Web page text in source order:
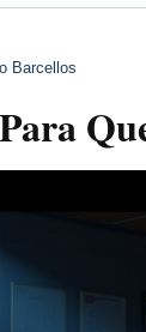
Barcellos